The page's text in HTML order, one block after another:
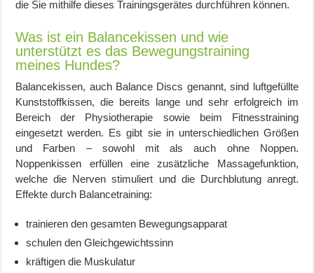
die Sie mithilfe dieses Trainingsgerätes durchführen können.
Was ist ein Balancekissen und wie
unterstützt es das Bewegungstraining
meines Hundes?
Balancekissen, auch Balance Discs genannt, sind luftgefüllte
Kunststoffkissen, die bereits lange und sehr erfolgreich im
Bereich der Physiotherapie sowie beim Fitnesstraining
eingesetzt werden. Es gibt sie in unterschiedlichen Größen
und Farben – sowohl mit als auch ohne Noppen.
Noppenkissen erfüllen eine zusätzliche Massagefunktion,
welche die Nerven stimuliert und die Durchblutung anregt.
Effekte durch Balancetraining:
trainieren den gesamten Bewegungsapparat
schulen den Gleichgewichtssinn
kräftigen die Muskulatur